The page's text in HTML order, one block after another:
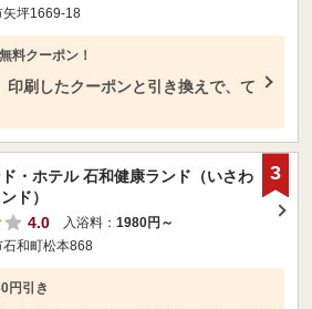
矢坪1669-18
料クーポン！
印刷したクーポンと引き換えで、て
・ホテル 石和健康ランド（いさわ
ド）
4.0
入浴料： 1980円～
石和町松本868
円引き
3